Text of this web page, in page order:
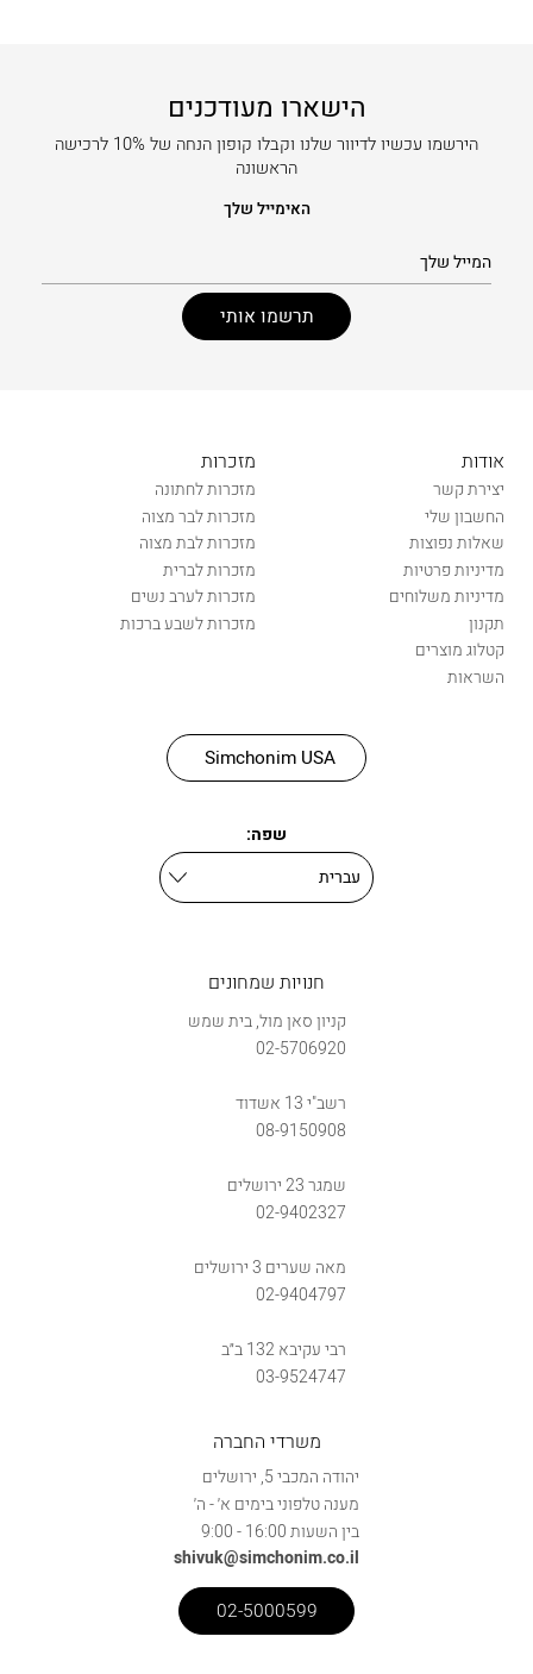
הישארו מעודכנים
הירשמו עכשיו לדיוור שלנו וקבלו קופון הנחה של 10% לרכישה
הראשונה
האימייל שלך
אודות
יצירת קשר
החשבון שלי
שאלות נפוצות
מדיניות פרטיות
מדיניות משלוחים
תקנון
קטלוג מוצרים
השראות
מזכרות
מזכרות לחתונה
מזכרות לבר מצוה
מזכרות לבת מצוה
מזכרות לברית
מזכרות לערב נשים
מזכרות לשבע ברכות
Simchonim USA
שפה:
חנויות שמחונים
קניון סאן מול, בית שמש
02-5706920
רשב"י 13 אשדוד
08-9150908
שמגר 23 ירושלים
02-9402327
מאה שערים 3 ירושלים
02-9404797
רבי עקיבא 132 ב״ב
03-9524747
משרדי החברה
יהודה המכבי 5, ירושלים
מענה טלפוני בימים א׳ - ה׳
בין השעות 16:00 - 9:00
shivuk@simchonim.co.il
02-5000599